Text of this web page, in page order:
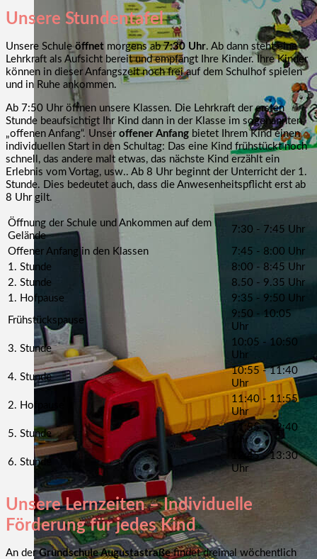
Unsere Stundentafel
Unsere Schuleöffnet morgens ab7:30 Uhr. Ab dann steht eine
Lehrkraft als Aufsicht bereit und empfängt Ihre Kinder. Ihre Kinder
können in dieser Anfangszeit noch frei auf dem Schulhof spielen
und in Ruhe ankommen.
Ab 7:50 Uhr öffnen unsere Klassen. Die Lehrkraft der ersten
Stunde beaufsichtigt Ihr Kind dann in der Klasse im sogenannten
„offenen Anfang“. Unser offener Anfang bietet Ihrem Kind einen
individuellen Start in den Schultag: Das eine Kind frühstückt noch
schnell, das andere malt etwas, das nächste Kind erzählt ein
Erlebnis vom Vortag, usw.. Ab 8 Uhr beginnt der Unterricht der 1.
Stunde. Dies bedeutet auch, dass die Anwesenheitspflicht erst ab
8 Uhr gilt.
Öffnung der Schule und Ankommen auf dem
Gelände
7:30 - 7:45 Uhr
Offener Anfang in den Klassen
7:45 - 8:00 Uhr
1. Stunde
8:00 - 8:45 Uhr
2. Stunde
8.50 - 9.35 Uhr
1. Hofpause
9:35 - 9:50 Uhr
Frühstückspause
9:50 - 10:05
Uhr
3. Stunde
10:05 - 10:50
Uhr
4. Stunde
10:55 - 11:40
Uhr
2. Hofpause
11:40 - 11:55
Uhr
5. Stunde
11:55 - 12:40
Uhr
6. Stunde
12:45 - 13:30
Uhr
Unsere Lernzeiten – Individuelle
Förderung für jedes Kind
An derGrundschule Augustastraßefindet dreimal wöchentlich